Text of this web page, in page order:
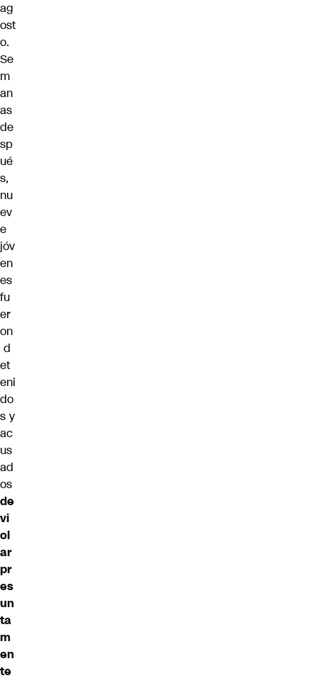
ag
ost
o.
Se
m
an
as
de
sp
ué
s,
nu
ev
e
jóv
en
es
fu
er
on
d
et
eni
do
s y
ac
us
ad
os
de
vi
ol
ar
pr
es
un
ta
m
en
te